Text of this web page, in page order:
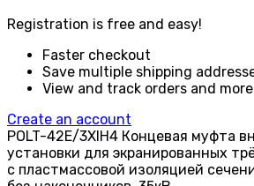
Registration is free and easy!
Faster checkout
Save multiple shipping
View and track orders and more
Create an account
POLT-42E/3XIH4 Концевая муфта
установки для экранированных
с пластмассовой изоляцией